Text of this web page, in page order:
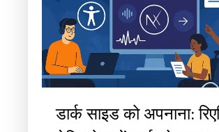
डार्क साइड को अपनाना: